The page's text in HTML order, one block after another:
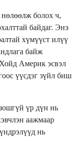
болох ч,
байдаг. Энэ
хүмүүст илүү
байж
Америк эсвэл
үүсдэг зүйл биш
үр дүн нь
аажмаар
нь